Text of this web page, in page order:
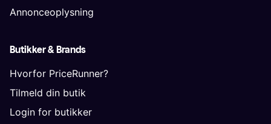
Annonceoplysning
Butikker & Brands
Hvorfor PriceRunner?
Tilmeld din butik
Login for butikker